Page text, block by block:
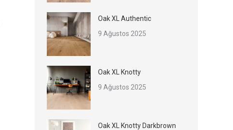
Oak XL Authentic
9 Ağustos 2025
Oak XL Knotty
9 Ağustos 2025
Oak XL Knotty Darkbrown